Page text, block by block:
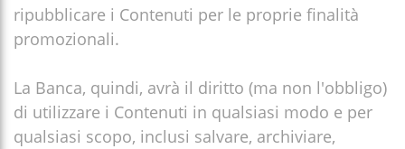
ripubblicare i Contenuti per le proprie finalità
promozionali.
La Banca, quindi, avrà il diritto (ma non l'obbligo)
di utilizzare i Contenuti in qualsiasi modo e per
qualsiasi scopo, inclusi salvare, archiviare,